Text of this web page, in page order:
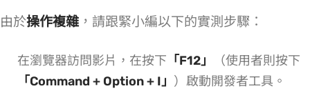
由於操作複雜 ，請跟緊小編以下的實測步驟：
在瀏覽器訪問 Vimeo 影片，在 Windows 按下 「F12」
（Mac 使用者則按下
「Command + Option + I」 ）啟動開發者工具。